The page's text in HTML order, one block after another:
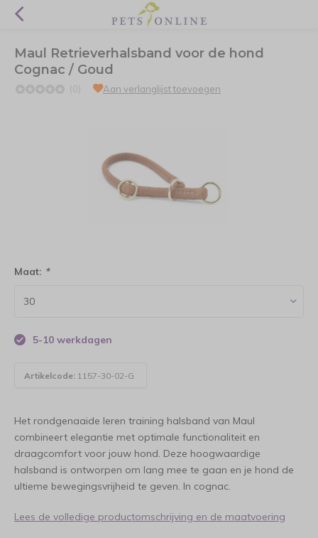
Maul Retrieverhalsband voor de hond
Cognac / Goud
(0) Aan verlanglijst toevoegen
Maat: *
5-10 werkdagen
Artikelcode: 1157-30-02-G
Het rondgenaaide leren training halsband van Maul
combineert elegantie met optimale functionaliteit en
draagcomfort voor jouw hond. Deze hoogwaardige
halsband is ontworpen om lang mee te gaan en je hond de
ultieme bewegingsvrijheid te geven. In cognac.
Lees de volledige productomschrijving en de maatvoering